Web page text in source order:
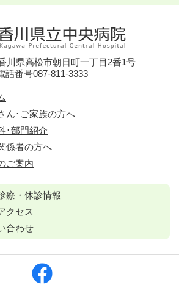
川県高松市朝日町一丁目2番1号
話番号087-811-3333
ん･ご家族の方へ
･部門紹介
係者の方へ
ご案内
療・休診情報
クセス
合わせ